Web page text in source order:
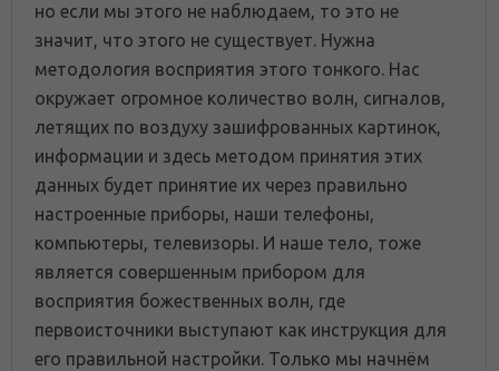
но если мы этого не наблюдаем, то это не
значит, что этого не существует. Нужна
методология восприятия этого тонкого. Нас
окружает огромное количество волн, сигналов,
летящих по воздуху зашифрованных картинок,
информации и здесь методом принятия этих
данных будет принятие их через правильно
настроенные приборы, наши телефоны,
компьютеры, телевизоры. И наше тело, тоже
является совершенным прибором для
восприятия божественных волн, где
первоисточники выступают как инструкция для
его правильной настройки. Только мы начнём